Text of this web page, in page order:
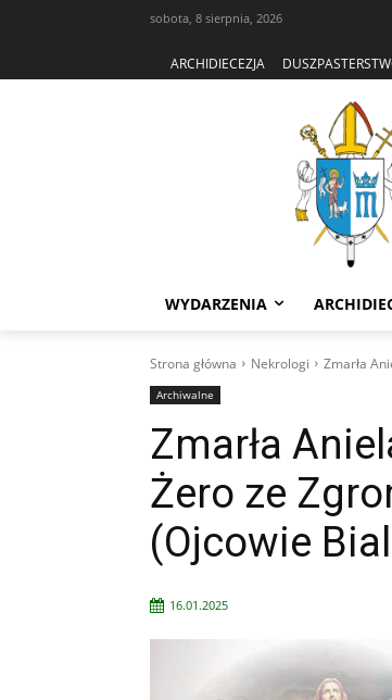
sobota, 8 sierpnia, 2026
ARCHIDIECEZJA
WYDARZENIA
Strona główna Nekrologi Zmarła
Archiwalne
Zmarła
Żero ze
(Ojcowie
16.01.2025